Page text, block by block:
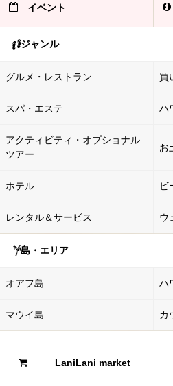
イベント
ジャンル
グルメ・レストラン 買
スパ・エステ ハ
アクティビティ・オプショナル
ツアー
お
ホテル ビ
レンタル＆サービス ウ
島・エリア
オアフ島 ハ
マウイ島 カ
LaniLani market